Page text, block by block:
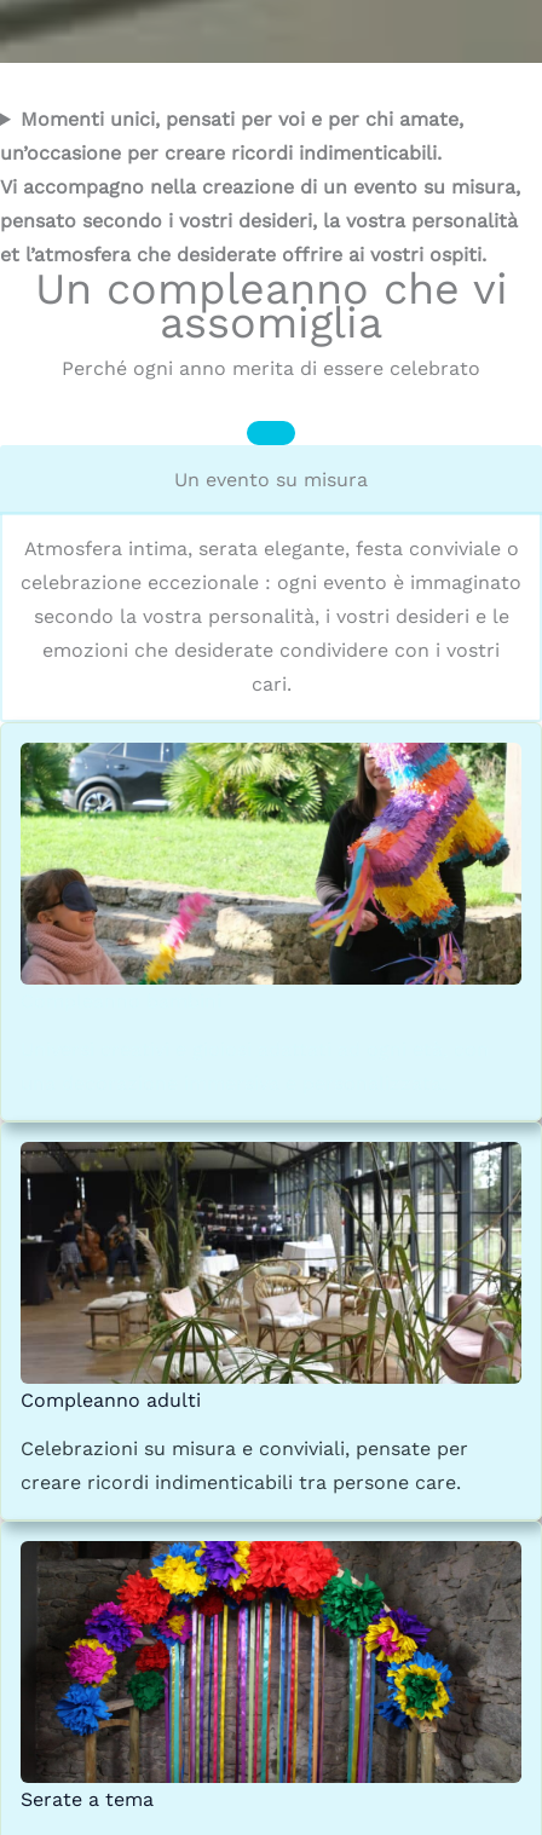
Momenti unici, pensati per voi e per chi amate,
un’occasione per creare ricordi indimenticabili.
Vi accompagno nella creazione di un evento su misura,
pensato secondo i vostri desideri, la vostra personalità
et l’atmosfera che desiderate offrire ai vostri ospiti.
Un compleanno che vi
assomiglia
Perché ogni anno merita di essere celebrato
Un evento su misura
Atmosfera intima, serata elegante, festa conviviale o
celebrazione eccezionale : ogni evento è immaginato
secondo la vostra personalità, i vostri desideri e le
emozioni che desiderate condividere con i vostri
cari.
Compleanno adulti
Celebrazioni su misura e conviviali, pensate per
creare ricordi indimenticabili tra persone care.
Serate a tema